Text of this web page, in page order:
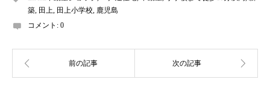
築 田上 田上小学校 鹿児島
コメント: 0